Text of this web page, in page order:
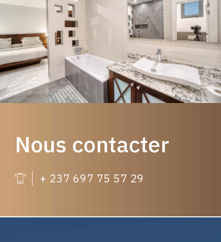
Nous contacter
+ 237 697 75 57 29